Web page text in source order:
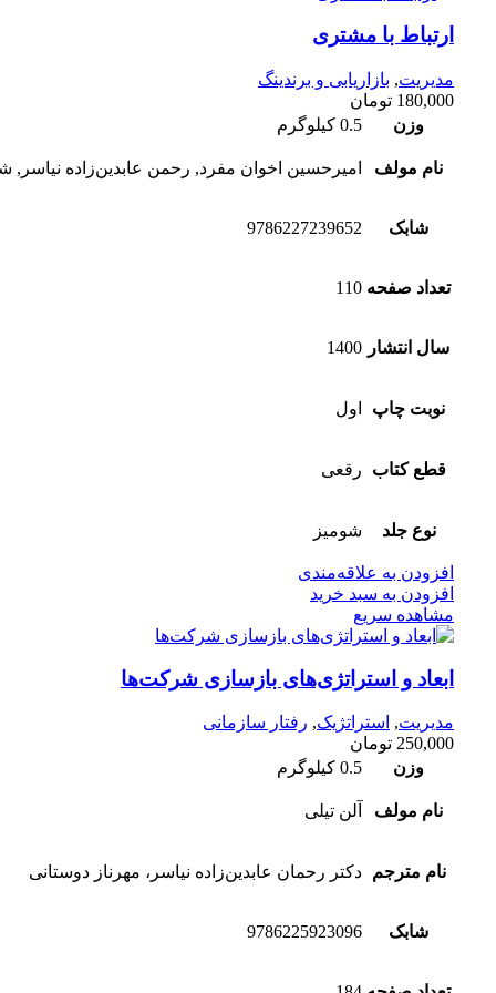
ارتباط با مشتری
مدیریت, بازاریابی و برندینگ
180,000 تومان
وزن
0.5 کیلوگرم
نام مولف امیرحسین اخوان مفرد, رحمن عابدین‌زاده
شابک 9786227239652
تعداد صفحه 110
سال انتشار 1400
نوبت چاپ اول
قطع کتاب رقعی
نوع جلد شومیز
افزودن به علاقه‌مندی
افزودن به سبد خرید
مشاهده سریع
ابعاد و استراتژی‌‌های بازسازی شرکت‌‌ها
مدیریت, استراتژیک, رفتار سازمانی
250,000 تومان
وزن
0.5 کیلوگرم
نام مولف آلن تیلی
نام مترجم دکتر رحمان عابدین‌زاده نیاسر، مهرناز دوستانی
شابک 9786225923096